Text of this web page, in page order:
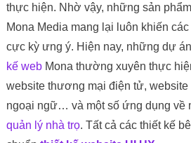
thực hiện. Nhờ vậy, những sản
Mona Media mang lại luôn khiến
cực kỳ ưng ý. Hiện nay, những dự
kế webMona thường xuyên thực
website thương mại điện tử, website
ngoại ngữ… và một số ứng dụng về
quản lý nhà trọ. Tất cả các thiết kế